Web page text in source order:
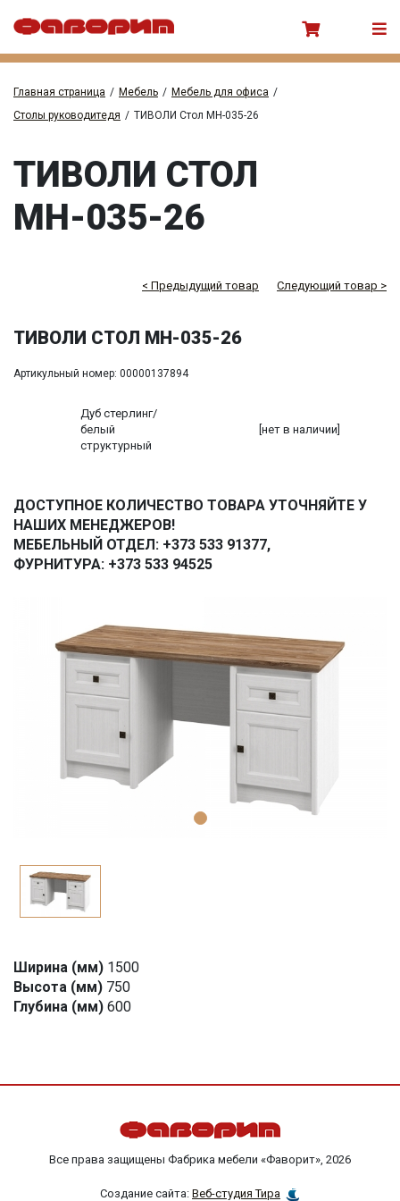
Главная страница / Мебель / Мебель для офиса /
Столы руководитедя / ТИВОЛИ Стол МН-035-26
ТИВОЛИ СТОЛ
МН-035-26
< Предыдущий товар Следующий товар >
Ширина (мм) 1500
Высота (мм) 750
Глубина (мм) 600
ТИВОЛИ СТОЛ МН-035-26
Артикульный номер: 00000137894
Дуб стерлинг/
белый
структурный
[нет в наличии]
ДОСТУПНОЕ КОЛИЧЕСТВО ТОВАРА УТОЧНЯЙТЕ У
НАШИХ МЕНЕДЖЕРОВ!
МЕБЕЛЬНЫЙ ОТДЕЛ: +373 533 91377,
ФУРНИТУРА: +373 533 94525
Все права защищены Фабрика мебели «Фаворит», 2026
Создание сайта: Веб-студия Тира